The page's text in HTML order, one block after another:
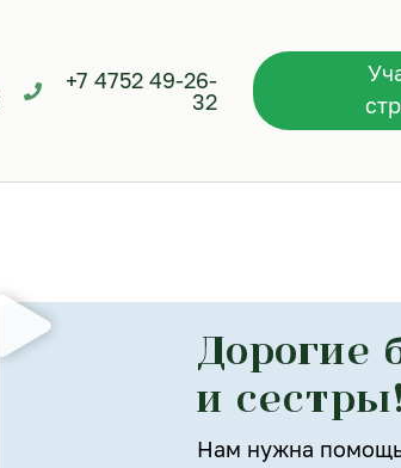
+7 4752 49-26-
32
Дорогие
и
Нам нужна